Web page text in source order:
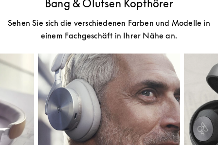
Bang & Olufsen Kopfhörer
Sehen Sie sich die verschiedenen Farben und Modelle in
einem Fachgeschäft in Ihrer Nähe an.